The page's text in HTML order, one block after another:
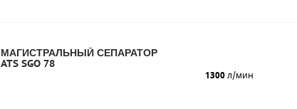
МАГИСТРАЛЬНЫЙ СЕПАРАТОР
ATS SGO 78
1300л/мин